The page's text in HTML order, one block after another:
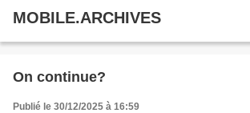
MOBILE.ARCHIVES
On continue?
Publié le 30/12/2025 à 16:59